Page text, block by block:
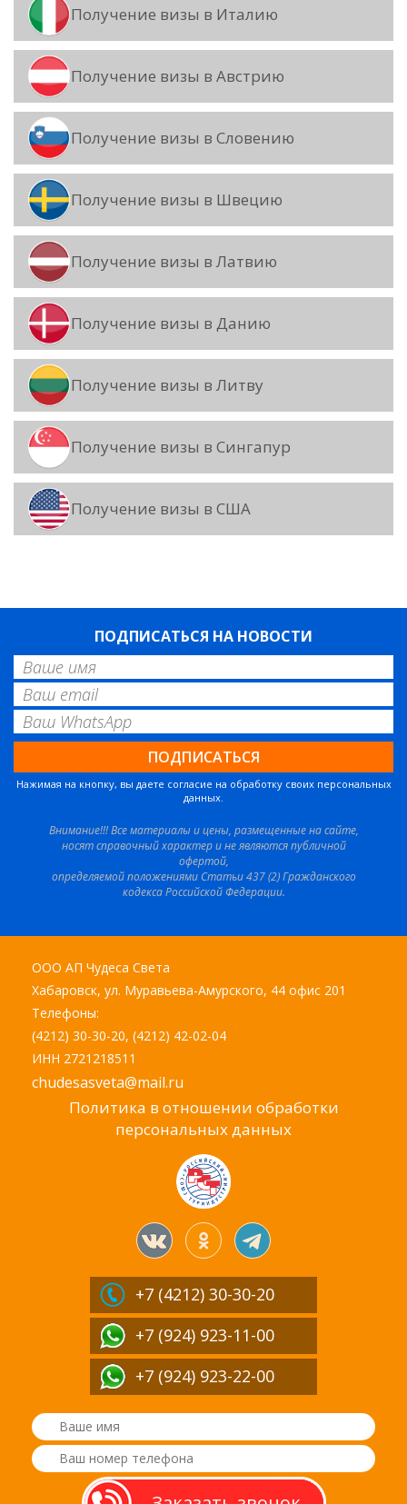
Получение визы в Италию
Получение визы в Австрию
Получение визы в Словению
Получение визы в Швецию
Получение визы в Латвию
Получение визы в Данию
Получение визы в Литву
Получение визы в Сингапур
Получение визы в США
ПОДПИСАТЬСЯ НА НОВОСТИ
Нажимая на кнопку, вы даете согласие на обработку своих персональных
данных.
Внимание!!! Все материалы и цены, размещенные на сайте,
носят справочный характер и не являются публичной
офертой,
определяемой положениями Статьи 437 (2) Гражданского
кодекса Российской Федерации.
ООО АП Чудеса Света
Хабаровск, ул. Муравьева-Амурского, 44 офис 201
Телефоны:
(4212) 30-30-20, (4212) 42-02-04
ИНН 2721218511
chudesasveta@mail.ru
Политика в отношении обработки
персональных данных
+7 (4212) 30-30-20
+7 (924) 923-11-00
+7 (924) 923-22-00